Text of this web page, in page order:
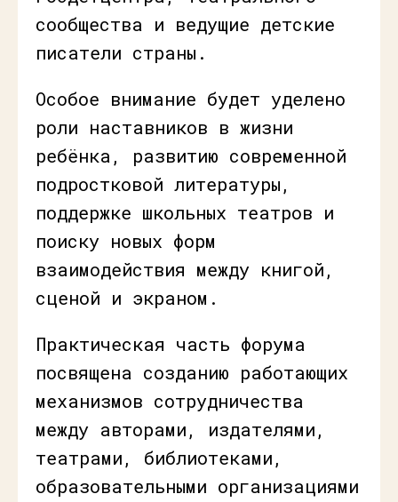
сообщества и ведущие детские
писатели страны.
Особое внимание будет уделено
роли наставников в жизни
ребёнка, развитию современной
подростковой литературы,
поддержке школьных театров и
поиску новых форм
взаимодействия между книгой,
сценой и экраном.
Практическая часть форума
посвящена созданию работающих
механизмов сотрудничества
между авторами, издателями,
театрами, библиотеками,
образовательными организациями